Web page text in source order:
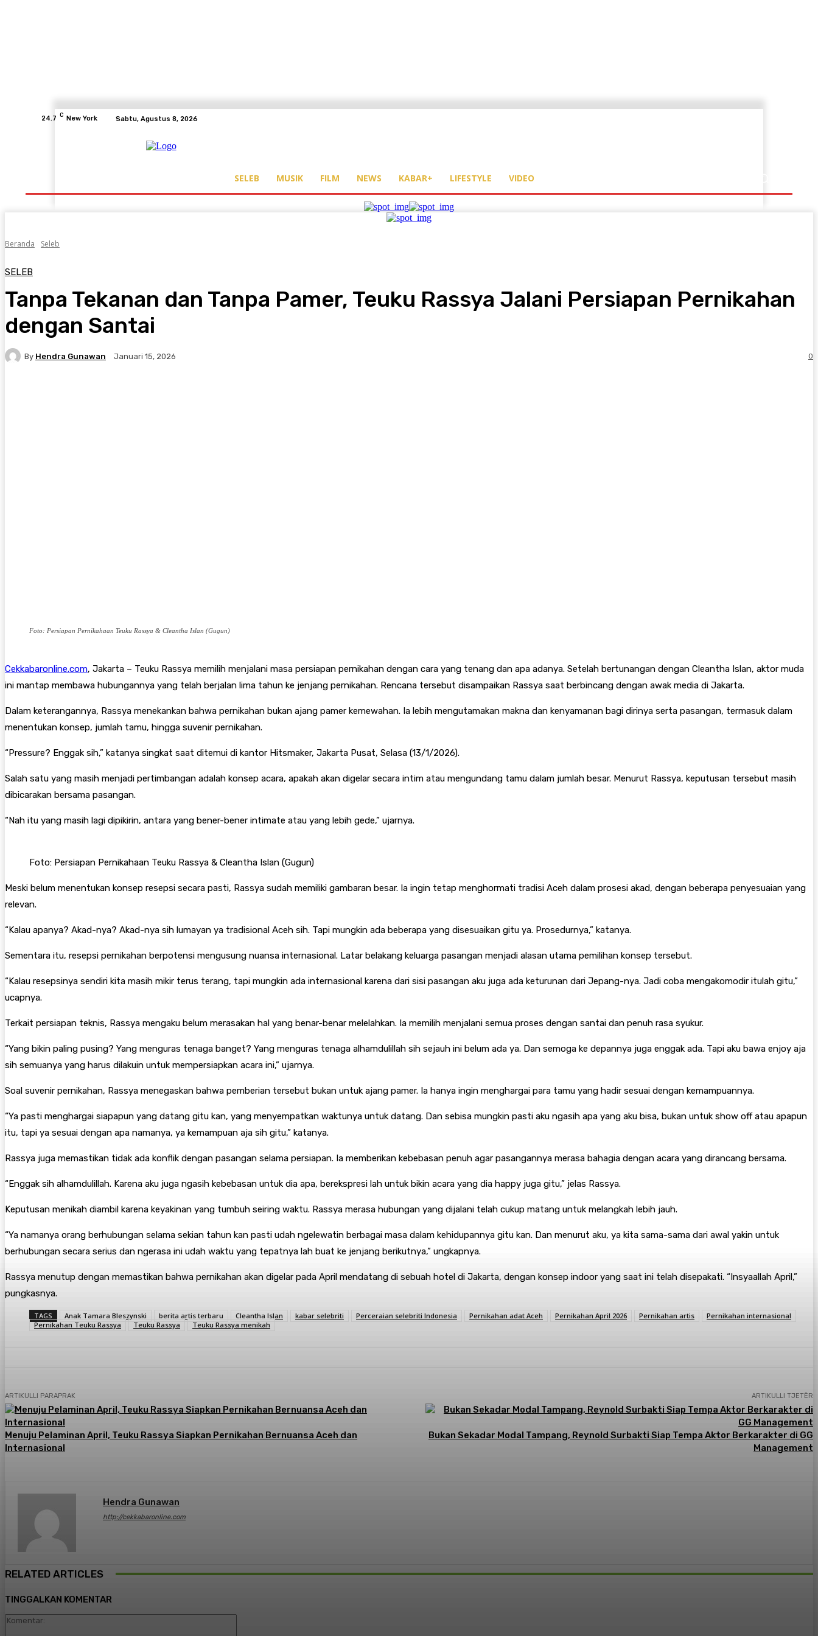
24.7 C New York Sabtu, Agustus 8, 2026
SELEB MUSIK FILM NEWS KABAR+ LIFESTYLE VIDEO
Beranda Seleb
SELEB
Tanpa Tekanan dan Tanpa Pamer, Teuku Rassya Jalani Persiapan Pernikahan
dengan Santai
By Hendra Gunawan Januari 15, 2026 0
Foto: Persiapan Pernikahaan Teuku Rassya & Cleantha Islan (Gugun)
Cekkabaronline.com, Jakarta – Teuku Rassya memilih menjalani masa persiapan pernikahan dengan cara yang tenang dan apa adanya. Setelah bertunangan dengan Cleantha Islan, aktor muda
ini mantap membawa hubungannya yang telah berjalan lima tahun ke jenjang pernikahan. Rencana tersebut disampaikan Rassya saat berbincang dengan awak media di Jakarta.
Dalam keterangannya, Rassya menekankan bahwa pernikahan bukan ajang pamer kemewahan. Ia lebih mengutamakan makna dan kenyamanan bagi dirinya serta pasangan, termasuk dalam
menentukan konsep, jumlah tamu, hingga suvenir pernikahan.
“Pressure? Enggak sih,” katanya singkat saat ditemui di kantor Hitsmaker, Jakarta Pusat, Selasa (13/1/2026).
Salah satu yang masih menjadi pertimbangan adalah konsep acara, apakah akan digelar secara intim atau mengundang tamu dalam jumlah besar. Menurut Rassya, keputusan tersebut masih
dibicarakan bersama pasangan.
“Nah itu yang masih lagi dipikirin, antara yang bener-bener intimate atau yang lebih gede,” ujarnya.
Foto: Persiapan Pernikahaan Teuku Rassya & Cleantha Islan (Gugun)
Meski belum menentukan konsep resepsi secara pasti, Rassya sudah memiliki gambaran besar. Ia ingin tetap menghormati tradisi Aceh dalam prosesi akad, dengan beberapa penyesuaian yang
relevan.
“Kalau apanya? Akad-nya? Akad-nya sih lumayan ya tradisional Aceh sih. Tapi mungkin ada beberapa yang disesuaikan gitu ya. Prosedurnya,” katanya.
Sementara itu, resepsi pernikahan berpotensi mengusung nuansa internasional. Latar belakang keluarga pasangan menjadi alasan utama pemilihan konsep tersebut.
“Kalau resepsinya sendiri kita masih mikir terus terang, tapi mungkin ada internasional karena dari sisi pasangan aku juga ada keturunan dari Jepang-nya. Jadi coba mengakomodir itulah gitu,”
ucapnya.
Terkait persiapan teknis, Rassya mengaku belum merasakan hal yang benar-benar melelahkan. Ia memilih menjalani semua proses dengan santai dan penuh rasa syukur.
“Yang bikin paling pusing? Yang menguras tenaga banget? Yang menguras tenaga alhamdulillah sih sejauh ini belum ada ya. Dan semoga ke depannya juga enggak ada. Tapi aku bawa enjoy aja
sih semuanya yang harus dilakuin untuk mempersiapkan acara ini,” ujarnya.
Soal suvenir pernikahan, Rassya menegaskan bahwa pemberian tersebut bukan untuk ajang pamer. Ia hanya ingin menghargai para tamu yang hadir sesuai dengan kemampuannya.
“Ya pasti menghargai siapapun yang datang gitu kan, yang menyempatkan waktunya untuk datang. Dan sebisa mungkin pasti aku ngasih apa yang aku bisa, bukan untuk show off atau apapun
itu, tapi ya sesuai dengan apa namanya, ya kemampuan aja sih gitu,” katanya.
Rassya juga memastikan tidak ada konflik dengan pasangan selama persiapan. Ia memberikan kebebasan penuh agar pasangannya merasa bahagia dengan acara yang dirancang bersama.
“Enggak sih alhamdulillah. Karena aku juga ngasih kebebasan untuk dia apa, berekspresi lah untuk bikin acara yang dia happy juga gitu,” jelas Rassya.
Keputusan menikah diambil karena keyakinan yang tumbuh seiring waktu. Rassya merasa hubungan yang dijalani telah cukup matang untuk melangkah lebih jauh.
“Ya namanya orang berhubungan selama sekian tahun kan pasti udah ngelewatin berbagai masa dalam kehidupannya gitu kan. Dan menurut aku, ya kita sama-sama dari awal yakin untuk
berhubungan secara serius dan ngerasa ini udah waktu yang tepatnya lah buat ke jenjang berikutnya,” ungkapnya.
Rassya menutup dengan memastikan bahwa pernikahan akan digelar pada April mendatang di sebuah hotel di Jakarta, dengan konsep indoor yang saat ini telah disepakati. “Insyaallah April,”
pungkasnya.
TAGS Anak Tamara Bleszynski berita artis terbaru Cleantha Islan kabar selebriti Perceraian selebriti Indonesia Pernikahan adat Aceh Pernikahan April 2026 Pernikahan artis
Pernikahan internasional
Pernikahan Teuku Rassya
Teuku Rassya Teuku Rassya menikah
ARTIKULLI PARAPRAK
Menuju Pelaminan April, Teuku Rassya Siapkan Pernikahan Bernuansa Aceh dan
Internasional
ARTIKULLI TJETËR
Bukan Sekadar Modal Tampang, Reynold Surbakti Siap Tempa Aktor Berkarakter di GG
Management
Hendra Gunawan
http://cekkabaronline.com
RELATED ARTICLES
TINGGALKAN KOMENTAR